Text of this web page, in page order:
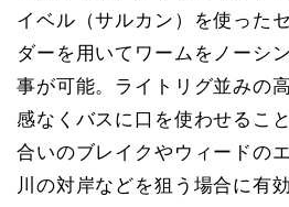
イベル（サルカン）を使った
ダーを用いてワームをノーシ
事が可能。ライトリグ並みの
感なくバスに口を使わせるこ
合いのブレイクやウィードの
川の対岸などを狙う場合に有効